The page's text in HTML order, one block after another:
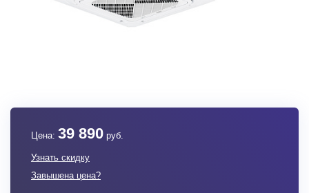
Цена: 39 890 руб.
Узнать скидку
Завышена цена?